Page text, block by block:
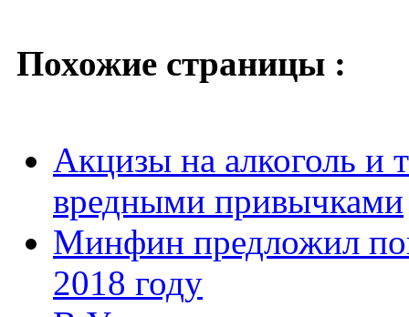
Похожие страницы :
Акцизы на алкоголь и
вредными привычками
Минфин предложил
2018 году